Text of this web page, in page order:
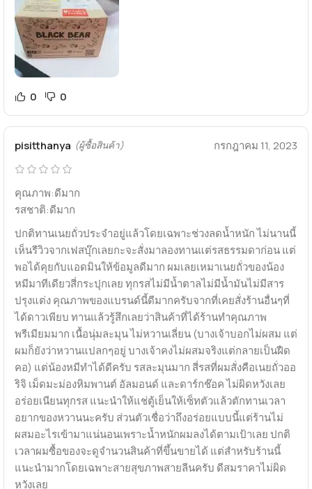
0 0
pisitthanya (ผู้ซื้อสินค้า) กรกฎาคม 11, 2023
คุณภาพ:ดีมาก
รสชาติ:ดีมาก
ปกติทานเนยถั่วประจำอยู่แล้วโดยเฉพาะช่วงลดน้ำหนัก ไม่นานนี้
เห็นรีวิวจากเฟสบุ๊กเลยกะจะสั่งมาลองทานแต่รสธรรมดาก่อน แต่
พอได้คุยกับแอดมินให้ข้อมูลดีมาก ผมเลยเหมาเนยถั่วของน้อง
หมีมาทีเดียวสี่กระปุกเลย ทุกรสไม่มีน้ำตาลไม่มีน้ำมันไม่มีสาร
ปรุงแต่ง คุณภาพของแบรนด์นี้ดีมากครับจากที่เคยสั่งร้านอื่นๆที่
ได้ดาวเพียบ ทานแล้วรู้สึกเลยว่าสินค้าที่ได้ร้านทำคุณภาพ
พรีเมียมมาก เนื้อนุ่มละมุน ไม่หวานเลี่ยน (บางเจ้าบอกไม่ผสม แต่
ผมก็ยังว่าหวานแปลกๆอยู่ บางเจ้าคงไม่ผสมจริงแต่กลายเป็นฝืด
คอ) แต่น้องหมีทำได้ดีครับ รสละมุนมาก สี่รสที่ผมสั่งคือเนยถั่วออ
ริจิ เม็ดมะม่องหิมพานต์ อัลมอนด์ และดาร์กช๊อค ไม่ผิดหวังเลย
อร่อยเนียนทุกรส แนะนำให้แช่ตู้เย็นให้เซ็ทตัวแล้วตักทานเวลา
อยากของหวานนะครับ ส่วนตัวเชื่อว่าถึงอร่อยแบบนี้แต่ร้านไม่
ผสมอะไรเข้ามาแน่นอนเพราะน้ำหนักผมลงได้ตามเป้าเลย ปกติ
เวลาผมซื้อของจะดูจำนวนสินค้าที่ขึ้นขายได้ แต่สำหรับร้านนี้
แนะนำมากโดยเฉพาะสายสุขภาพสายลีนครับ ดีสมราคาไม่ผิด
หวังเลย